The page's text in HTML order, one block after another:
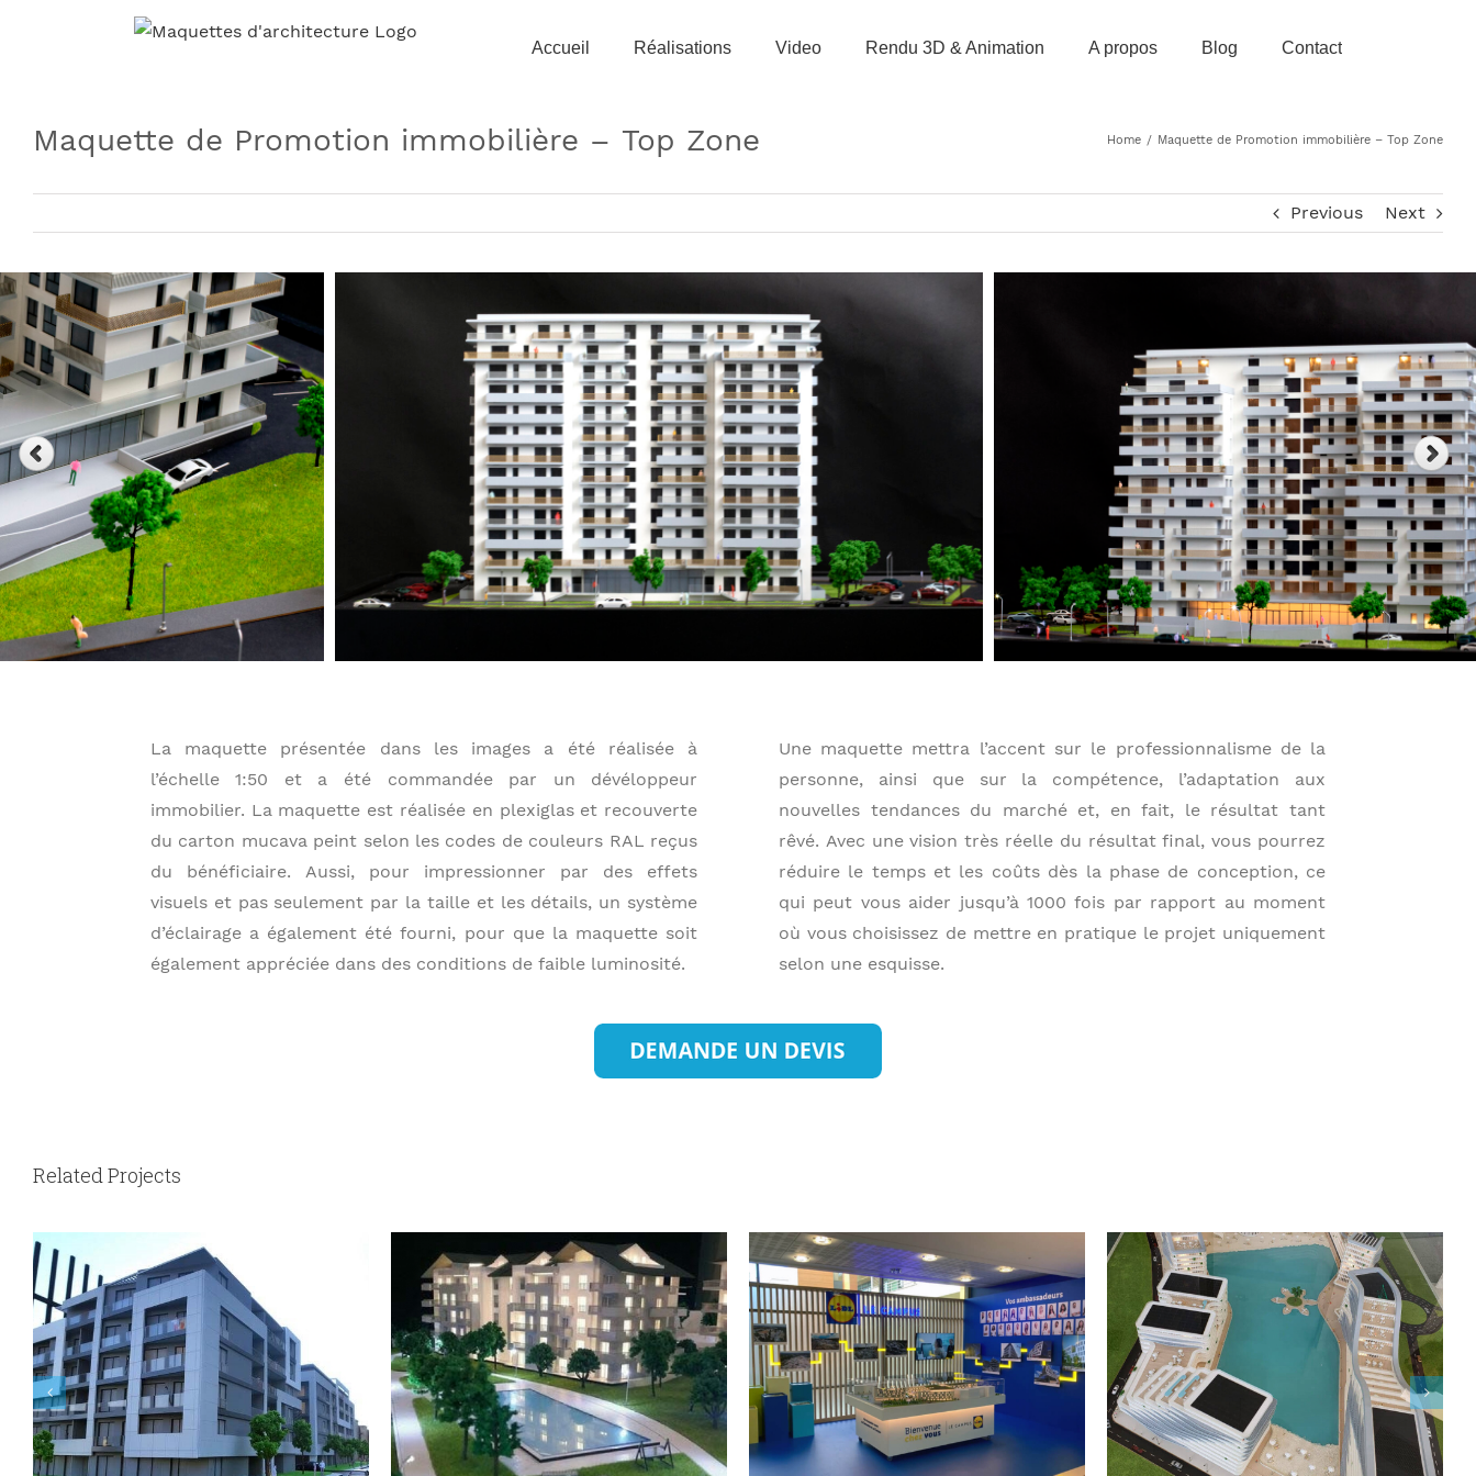
Accueil Réalisations Video Rendu 3D & Animation A propos Blog Contact
Maquette de Promotion immobilière – Top Zone Home / Maquette de Promotion immobilière – Top Zone
Previous Next
La maquette présentée dans les images a été réalisée à
l’échelle 1:50 et a été commandée par un dévéloppeur
immobilier. La maquette est réalisée en plexiglas et recouverte
du carton mucava peint selon les codes de couleurs RAL reçus
du bénéficiaire. Aussi, pour impressionner par des effets
visuels et pas seulement par la taille et les détails, un système
d’éclairage a également été fourni, pour que la maquette soit
également appréciée dans des conditions de faible luminosité.
Une maquette mettra l’accent sur le professionnalisme de la
personne, ainsi que sur la compétence, l’adaptation aux
nouvelles tendances du marché et, en fait, le résultat tant
rêvé. Avec une vision très réelle du résultat final, vous pourrez
réduire le temps et les coûts dès la phase de conception, ce
qui peut vous aider jusqu’à 1000 fois par rapport au moment
où vous choisissez de mettre en pratique le projet uniquement
selon une esquisse.
Related Projects